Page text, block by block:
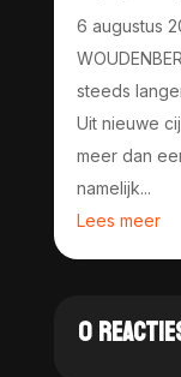
6 augustus
steeds
Uit nieuwe
meer dan
namelijk...
Lees meer
0